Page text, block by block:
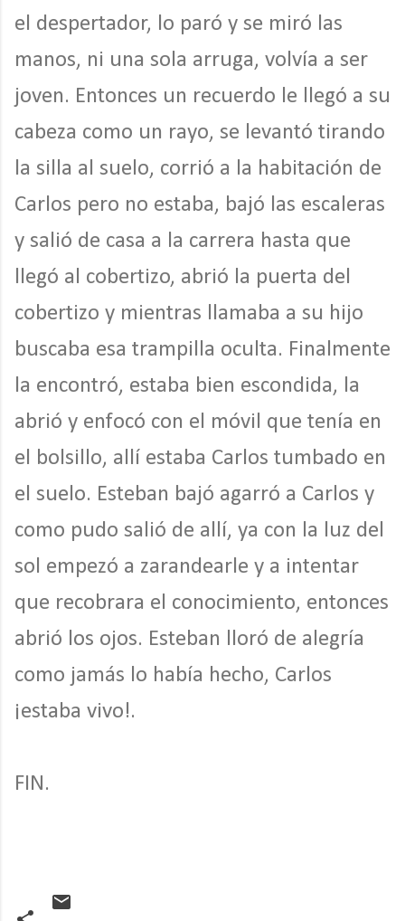
el despertador, lo paró y se miró las
manos, ni una sola arruga, volvía a ser
joven. Entonces un recuerdo le llegó a su
cabeza como un rayo, se levantó tirando
la silla al suelo, corrió a la habitación de
Carlos pero no estaba, bajó las escaleras
y salió de casa a la carrera hasta que
llegó al cobertizo, abrió la puerta del
cobertizo y mientras llamaba a su hijo
buscaba esa trampilla oculta. Finalmente
la encontró, estaba bien escondida, la
abrió y enfocó con el móvil que tenía en
el bolsillo, allí estaba Carlos tumbado en
el suelo. Esteban bajó agarró a Carlos y
como pudo salió de allí, ya con la luz del
sol empezó a zarandearle y a intentar
que recobrara el conocimiento, entonces
abrió los ojos. Esteban lloró de alegría
como jamás lo había hecho, Carlos
¡estaba vivo!.
FIN.